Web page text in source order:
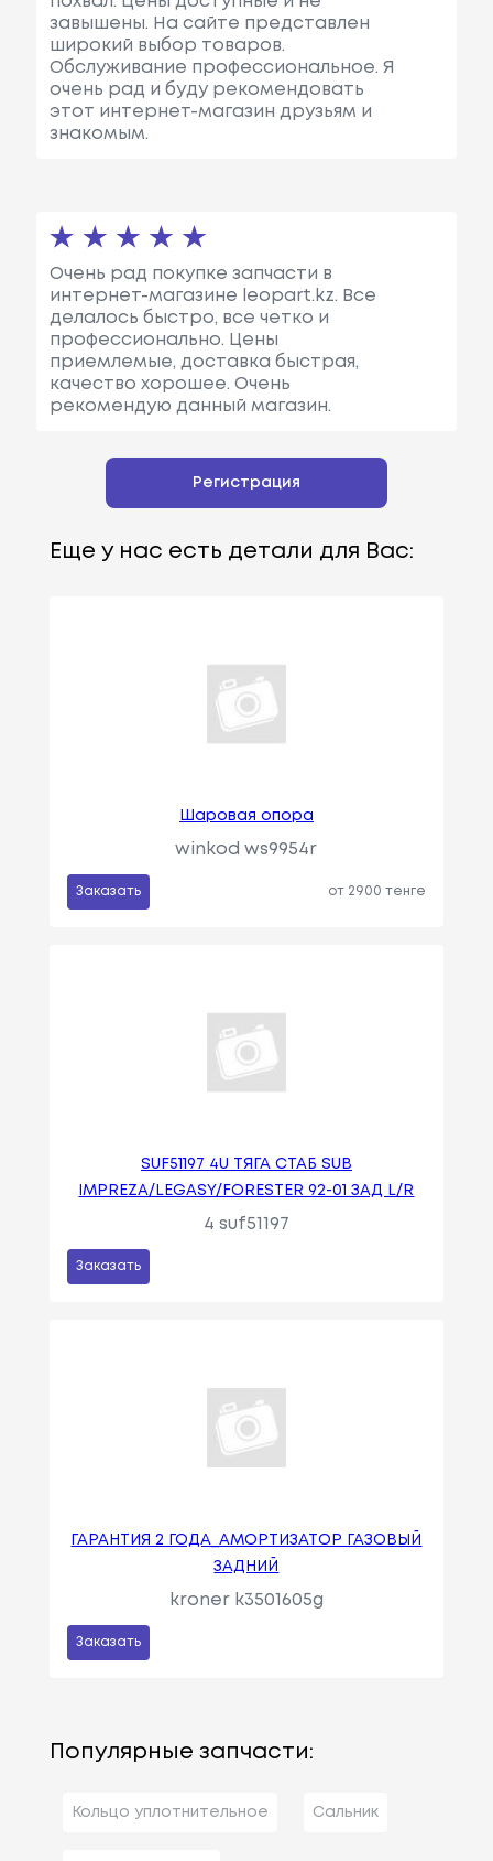
завышены. На сайте представлен
широкий выбор товаров.
Обслуживание профессиональное. Я
очень рад и буду рекомендовать
этот интернет-магазин друзьям и
знакомым.
Очень рад покупке запчасти в
интернет-магазине leopart.kz. Все
делалось быстро, все четко и
профессионально. Цены
приемлемые, доставка быстрая,
качество хорошее. Очень
рекомендую данный магазин.
Регистрация
Еще у нас есть детали для Вас:
Шаровая опора
winkod ws9954r
Заказать от 2900 тенге
SUF51197 4U ТЯГА СТАБ SUB
IMPREZA/LEGASY/FORESTER 92-01 ЗАД L/R
4 suf51197
Заказать
ГАРАНТИЯ 2 ГОДА_АМОРТИЗАТОР ГАЗОВЫЙ
ЗАДНИЙ
kroner k3501605g
Заказать
Популярные запчасти:
Кольцо уплотнительное Сальник